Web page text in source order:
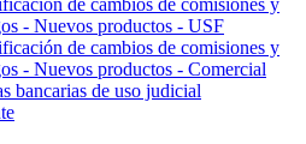
de cambios de comisiones y
- Nuevos productos - USF
de cambios de comisiones y
- Nuevos productos - Comercial
bancarias de uso judicial